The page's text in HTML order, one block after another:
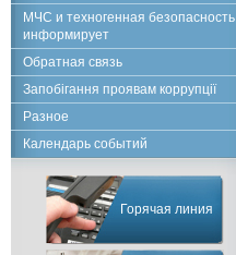
МЧС и техногенная безопасность
информирует
Обратная связь
Запобігання проявам коррупції
Разное
Календарь событий
Горячая линия